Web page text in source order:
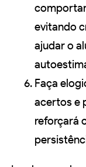
evitando
ajudar o
Faça
acertos e
reforçará